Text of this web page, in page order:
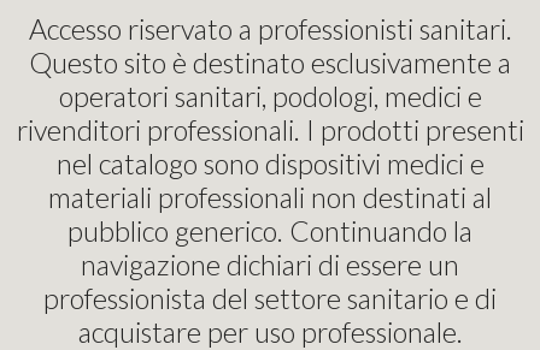
Pinochi Podostore
Sensori inerziali
Moover Gait
€0,00
Contattaci per il Preventivo
Accesso riservato a professionisti sanitari.
Questo sito è destinato esclusivamente a
operatori sanitari, podologi, medici e
rivenditori professionali. I prodotti presenti
nel catalogo sono dispositivi medici e
materiali professionali non destinati al
pubblico generico. Continuando la
navigazione dichiari di essere un
professionista del settore sanitario e di
acquistare per uso professionale.